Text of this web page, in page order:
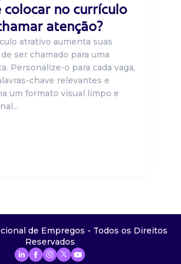
colocar no currículo
atenção?
atrativo aumenta suas
ser chamado para uma
Personalize-o para cada vaga,
chave relevantes e
um formato visual limpo e
de Empregos - Todos os Direitos
Reservados